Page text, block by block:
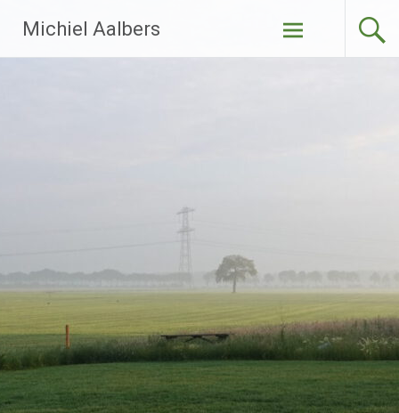
naar
de
Michiel Aalbers